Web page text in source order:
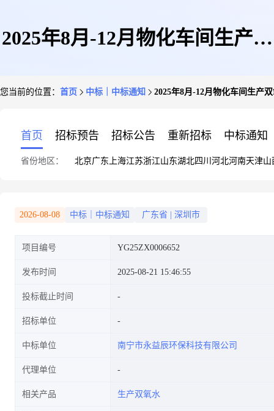
2025年8月-12月物化车间生产双
您当前的位置： 首页 中标｜中标通知 2025年8月-12月物化车间生产
首页 招标预告 招标公告 重新招标 中标通知
省份地区： 北京广东 上海江苏浙江山东湖北四川 河北河南天津山
2026-08-08 中标｜中标通知 广东省 深圳市
项目编号 YG25ZX0006652
发布时间 2025-08-21 15:46:55
投标截止时间
招标单位
中标单位 南宁市永益辰环保科技有限公司
代理单位
相关产品 生产双氧水